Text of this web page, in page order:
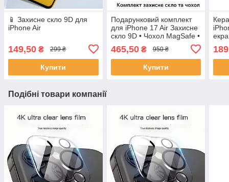
📱 Захисне скло 9D для
iPhone Air
149,50 ₴ 299 ₴
Купити
Подарунковий комплект
для iPhone 17 Air Захисне
скло 9D • Чохол MagSafe •
465,50₴ 950 ₴
Купити
Подібні товари компанії